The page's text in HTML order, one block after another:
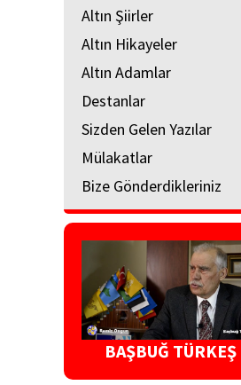
Altın Şiirler
Altın Hikayeler
Altın Adamlar
Destanlar
Sizden Gelen Yazılar
Mülakatlar
Bize Gönderdikleriniz
BAŞBUĞ TÜRKEŞ